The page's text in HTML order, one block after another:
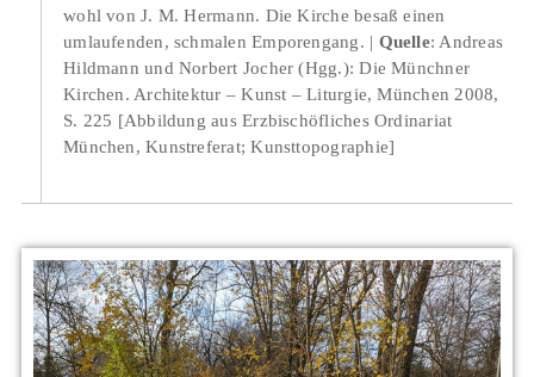
wohl von J. M. Hermann. Die Kirche besaß einen
umlaufenden, schmalen Emporengang.
Quelle: Andreas
Hildmann und Norbert Jocher (Hgg.): Die Münchner
Kirchen. Architektur – Kunst – Liturgie, München 2008,
S. 225 [Abbildung aus Erzbischöfliches Ordinariat
München, Kunstreferat; Kunsttopographie]